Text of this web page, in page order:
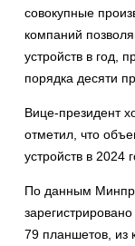
совокупные
компаний
устройств в год,
порядка десяти
Вице-президент
отметил, что
устройств в 2024
По данным
79 планшетов, из